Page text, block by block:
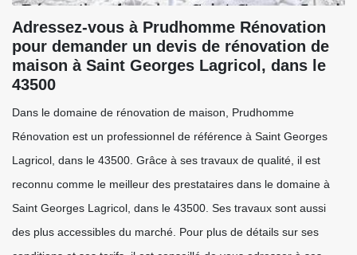
Adressez-vous à Prudhomme Rénovation
pour demander un devis de rénovation de
maison à Saint Georges Lagricol, dans le
43500
Dans le domaine de rénovation de maison, Prudhomme
Rénovation est un professionnel de référence à Saint Georges
Lagricol, dans le 43500. Grâce à ses travaux de qualité, il est
reconnu comme le meilleur des prestataires dans le domaine à
Saint Georges Lagricol, dans le 43500. Ses travaux sont aussi
des plus accessibles du marché. Pour plus de détails sur ses